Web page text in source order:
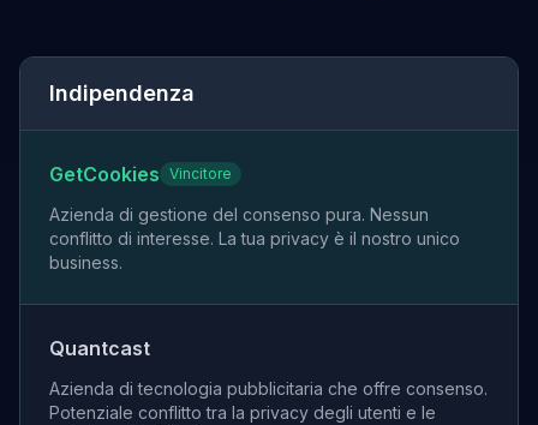
Indipendenza
GetCookies Vincitore
Azienda di gestione del consenso pura. Nessun
conflitto di interesse. La tua privacy è il nostro unico
business.
Quantcast
Azienda di tecnologia pubblicitaria che offre consenso.
Potenziale conflitto tra la privacy degli utenti e le